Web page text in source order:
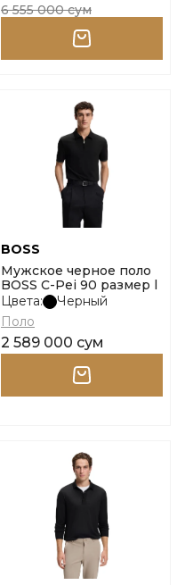
6 555 000 сум
BOSS
Мужское черное поло
BOSS C-Pei 90 размер l
Цвета:
Черный
Поло
2 589 000 сум